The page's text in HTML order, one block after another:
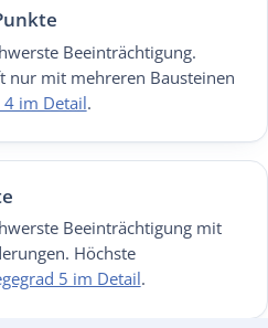
Beeinträchtigung.
nur mit mehreren Bausteinen
4 im Detail.
Beeinträchtigung mit
Höchste
5 im Detail.